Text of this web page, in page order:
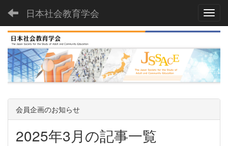
日本社会教育学会
会員企画のお知らせ
2025年3月の記事一覧